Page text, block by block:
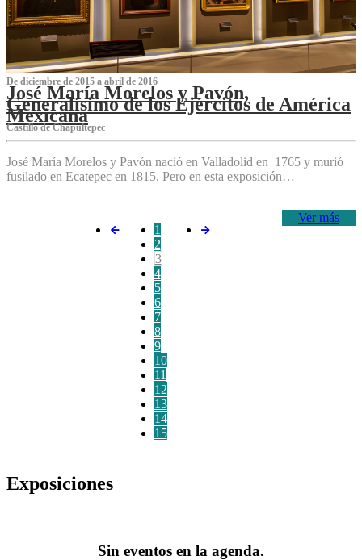
De diciembre de 2015 a abril de 2016
José María Morelos y Pavón,
Generalísimo de los Ejércitos de América
Mexicana
C‌astillo de Chapultepec
José María Morelos y Pavón nació en Valladolid en 1765 y murió
fusilado en Ecatepec en 1815. Pero en esta exposición…
Ver más
1
2
3
4
5
6
7
8
9
10
11
12
13
14
15
Exposiciones
Sin eventos en la agenda.